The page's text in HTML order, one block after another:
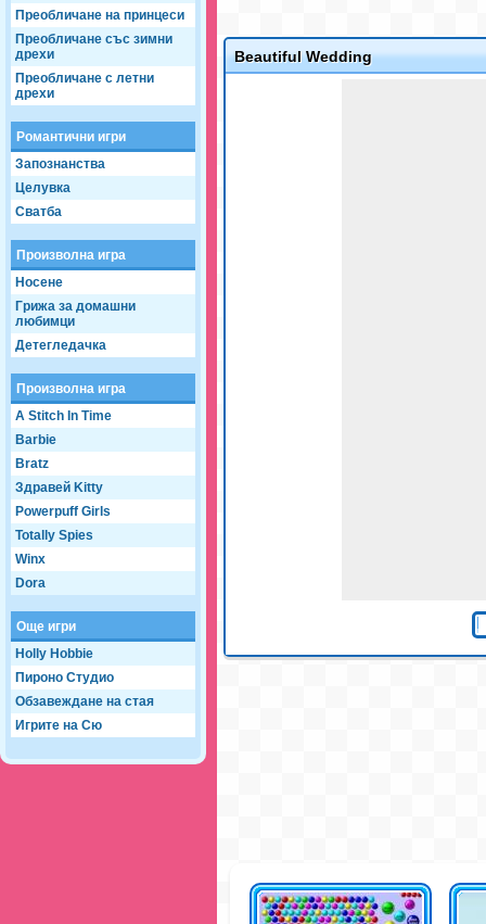
Преобличане на принцеси
Преобличане със зимни
дрехи
Преобличане с летни
дрехи
Романтични игри
Запознанства
Целувка
Сватба
Произволна игра
Носене
Грижа за домашни
любимци
Детегледачка
Произволна игра
A Stitch In Time
Barbie
Bratz
Здравей Kitty
Powerpuff Girls
Totally Spies
Winx
Dora
Още игри
Holly Hobbie
Пироно Студио
Обзавеждане на стая
Игрите на Сю
Beautiful Wedding